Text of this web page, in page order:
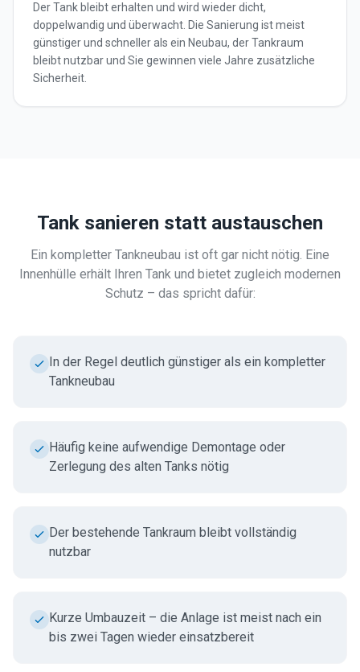
Der Tank bleibt erhalten und wird wieder dicht,
doppelwandig und überwacht. Die Sanierung ist meist
günstiger und schneller als ein Neubau, der Tankraum
bleibt nutzbar und Sie gewinnen viele Jahre zusätzliche
Sicherheit.
Tank sanieren statt austauschen
Ein kompletter Tankneubau ist oft gar nicht nötig. Eine
Innenhülle erhält Ihren Tank und bietet zugleich modernen
Schutz – das spricht dafür:
In der Regel deutlich günstiger als ein kompletter
Tankneubau
Häufig keine aufwendige Demontage oder
Zerlegung des alten Tanks nötig
Der bestehende Tankraum bleibt vollständig
nutzbar
Kurze Umbauzeit – die Anlage ist meist nach ein
bis zwei Tagen wieder einsatzbereit